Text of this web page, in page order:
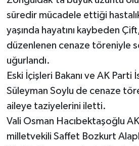
süredir mücadele ettiği
yaşında hayatını kaybeden
düzenlenen cenaze töreniyle
uğurlandı.
Eski İçişleri Bakanı ve AK
Süleyman Soylu de cenaze
aileye taziyelerini iletti.
Vali Osman Hacıbektaşoğlu
milletvekili Saffet Bozkurt